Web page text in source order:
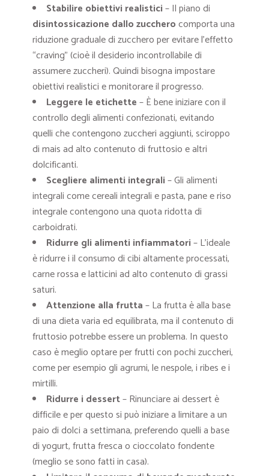
Stabilire obiettivi realistici– Il piano di
disintossicazione dallo zuccherocomporta una
riduzione graduale di zucchero per evitare l’effetto
“craving” (cioè il desiderio incontrollabile di
assumere zuccheri). Quindi bisogna impostare
obiettivi realistici e monitorare il progresso.
Leggere le etichette– È bene iniziare con il
controllo degli alimenti confezionati, evitando
quelli che contengono zuccheri aggiunti, sciroppo
di mais ad alto contenuto di fruttosio e altri
dolcificanti.
Scegliere alimenti integrali– Gli alimenti
integrali come cereali integrali e pasta, pane e riso
integrale contengono una quota ridotta di
carboidrati.
Ridurre gli alimenti infiammatori– L’ideale
è ridurre i il consumo di cibi altamente processati,
carne rossa e latticini ad alto contenuto di grassi
saturi.
Attenzione alla frutta– La frutta è alla base
di una dieta varia ed equilibrata, ma il contenuto di
fruttosio potrebbe essere un problema. In questo
caso è meglio optare per frutti con pochi zuccheri,
come per esempio gli agrumi, le nespole, i ribes e i
mirtilli.
Ridurre i dessert– Rinunciare ai dessert è
difficile e per questo si può iniziare a limitare a un
paio di dolci a settimana, preferendo quelli a base
di yogurt, frutta fresca o cioccolato fondente
(meglio se sono fatti in casa).